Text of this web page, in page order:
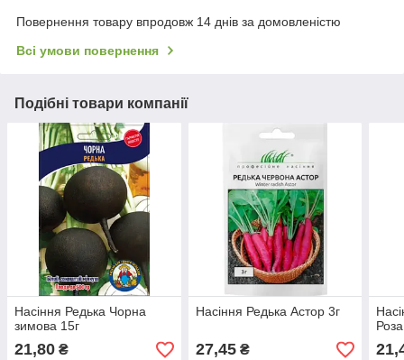
Повернення товару впродовж 14 днів за домовленістю
Всі умови повернення
Подібні товари компанії
Насіння Редька Чорна
зимова 15г
21,80 ₴
Насіння Редька Астор 3г
27,45₴